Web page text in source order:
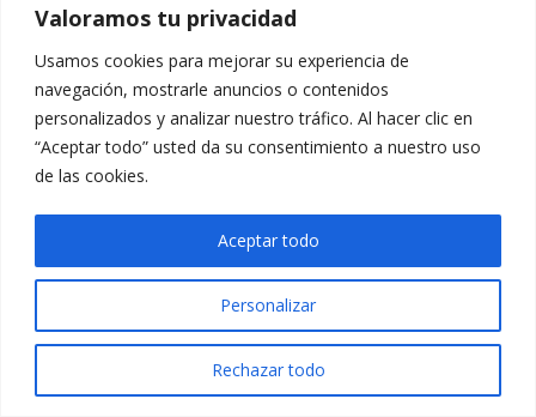
Valoramos tu privacidad
Usamos cookies para mejorar su experiencia de
navegación, mostrarle anuncios o contenidos
personalizados y analizar nuestro tráfico. Al hacer clic en
“Aceptar todo” usted da su consentimiento a nuestro uso
de las cookies.
Personalizar
Rechazar todo
Aceptar todo